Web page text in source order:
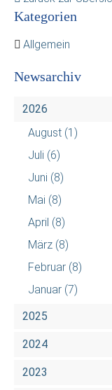
Kategorien
Allgemein
Newsarchiv
2026
August (1)
Juli (6)
Juni (8)
Mai (8)
April (8)
März (8)
Februar (8)
Januar (7)
2025
2024
2023